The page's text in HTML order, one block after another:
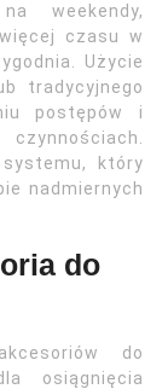
weekendy,
czasu w
Użycie
tradycyjnego
postępów i
który
nadmiernych
do
do
osiągnięcia